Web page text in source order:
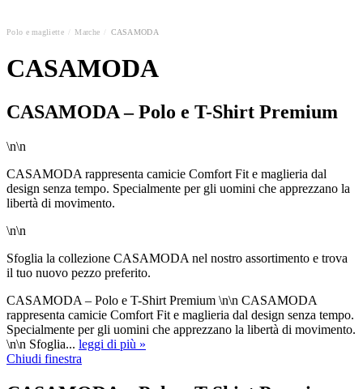
Polo e magliette Marche CASAMODA
CASAMODA
CASAMODA – Polo e T-Shirt Premium
\n\n
CASAMODA rappresenta camicie Comfort Fit e maglieria dal
design senza tempo. Specialmente per gli uomini che apprezzano la
libertà di movimento.
\n\n
Sfoglia la collezione CASAMODA nel nostro assortimento e trova
il tuo nuovo pezzo preferito.
CASAMODA – Polo e T-Shirt Premium \n\n CASAMODA
rappresenta camicie Comfort Fit e maglieria dal design senza tempo.
Specialmente per gli uomini che apprezzano la libertà di movimento.
\n\n Sfoglia... leggi di più »
Chiudi finestra